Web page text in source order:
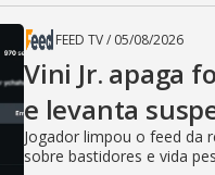
FEED TV/ 05/08/2026
Vini Jr. apaga
e levanta
Jogador limpou o feed da
sobre bastidores e vida